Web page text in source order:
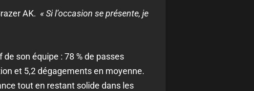
AK. « Si l’occasion se présente, je
son équipe : 78 % de passes
et 5,2 dégagements en moyenne.
tout en restant solide dans les